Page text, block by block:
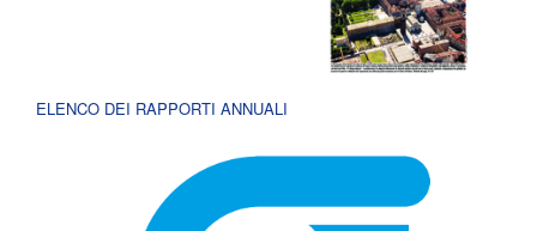
ELENCO DEI RAPPORTI ANNUALI